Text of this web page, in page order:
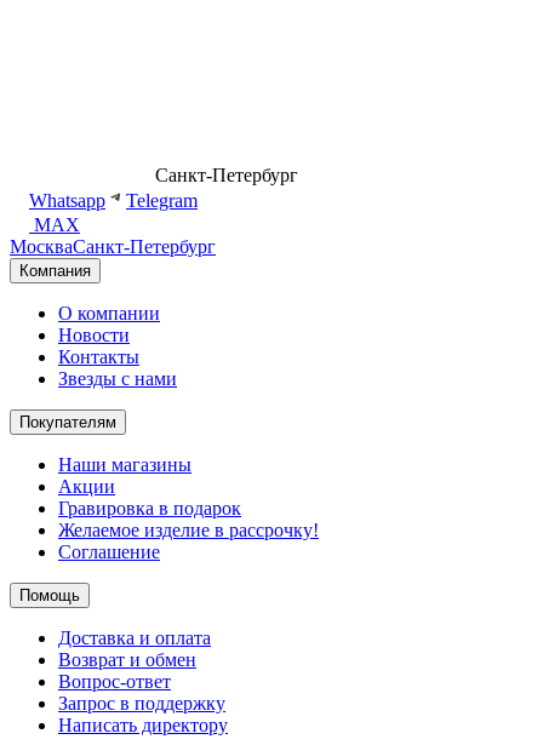
Санкт-Петербург
Whatsapp
Telegram
MAX
МоскваСанкт-Петербург
Компания
О компании
Новости
Контакты
Звезды с нами
Покупателям
Наши магазины
Акции
Гравировка в подарок
Желаемое изделие в рассрочку!
Соглашение
Помощь
Доставка и оплата
Возврат и обмен
Вопрос-ответ
Запрос в поддержку
Написать директору